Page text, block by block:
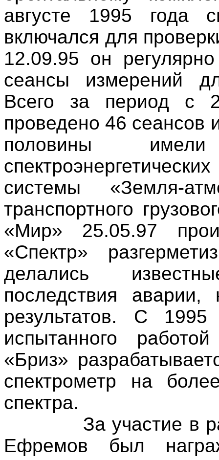
августе 1995 года
включался для
12.09.95 он
сеансы измерений
Всего за период с
проведено 46 сеансов
половины
системы «Земля-
транспортного
«Мир» 25.05.97
«Спектр»
делались
последствия
результатов. С 1995
испытанного
«Бриз»
спектрометр на
спектра.
За участие в
Ефремов был